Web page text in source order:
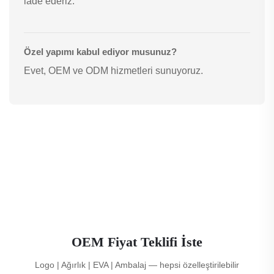
Özel yapımı kabul ediyor musunuz?
Evet, OEM ve ODM hizmetleri sunuyoruz.
OEM Fiyat Teklifi İste
Logo | Ağırlık | EVA | Ambalaj — hepsi özelleştirilebilir